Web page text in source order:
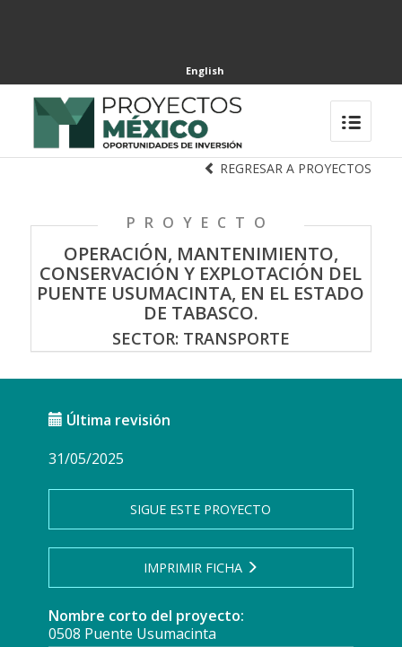
English
REGRESAR A PROYECTOS
PROYECTO
OPERACIÓN, MANTENIMIENTO,
CONSERVACIÓN Y EXPLOTACIÓN DEL
PUENTE USUMACINTA, EN EL ESTADO
DE TABASCO.
SECTOR: TRANSPORTE
Última revisión
31/05/2025
SIGUE ESTE PROYECTO
IMPRIMIR FICHA
Nombre corto del proyecto:
0508 Puente Usumacinta